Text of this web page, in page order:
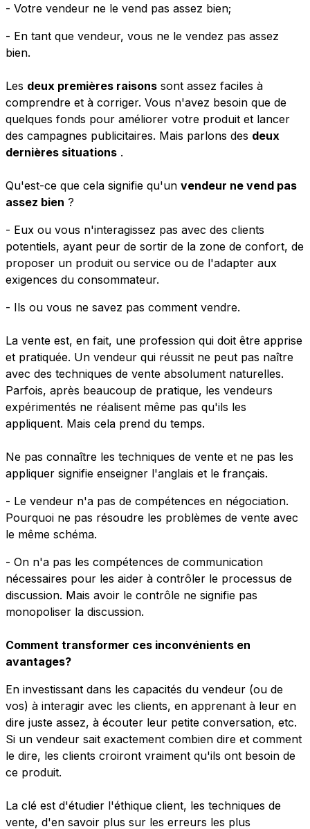
- Votre vendeur ne le vend pas assez bien;
- En tant que vendeur, vous ne le vendez pas assez
bien.
Les deux premières raisons sont assez faciles à
comprendre et à corriger. Vous n'avez besoin que de
quelques fonds pour améliorer votre produit et lancer
des campagnes publicitaires. Mais parlons des deux
dernières situations .
Qu'est-ce que cela signifie qu'un vendeur ne vend pas
assez bien ?
- Eux ou vous n'interagissez pas avec des clients
potentiels, ayant peur de sortir de la zone de confort, de
proposer un produit ou service ou de l'adapter aux
exigences du consommateur.
- Ils ou vous ne savez pas comment vendre.
La vente est, en fait, une profession qui doit être apprise
et pratiquée. Un vendeur qui réussit ne peut pas naître
avec des techniques de vente absolument naturelles.
Parfois, après beaucoup de pratique, les vendeurs
expérimentés ne réalisent même pas qu'ils les
appliquent. Mais cela prend du temps.
Ne pas connaître les techniques de vente et ne pas les
appliquer signifie enseigner l'anglais et le français.
- Le vendeur n'a pas de compétences en négociation.
Pourquoi ne pas résoudre les problèmes de vente avec
le même schéma.
- On n'a pas les compétences de communication
nécessaires pour les aider à contrôler le processus de
discussion. Mais avoir le contrôle ne signifie pas
monopoliser la discussion.
Comment transformer ces inconvénients en
avantages?
En investissant dans les capacités du vendeur (ou de
vos) à interagir avec les clients, en apprenant à leur en
dire juste assez, à écouter leur petite conversation, etc.
Si un vendeur sait exactement combien dire et comment
le dire, les clients croiront vraiment qu'ils ont besoin de
ce produit.
La clé est d'étudier l'éthique client, les techniques de
vente, d'en savoir plus sur les erreurs les plus